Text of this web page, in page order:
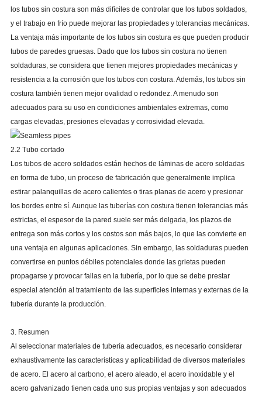
los tubos sin costura son más difíciles de controlar que los tubos soldados,
y el trabajo en frío puede mejorar las propiedades y tolerancias mecánicas.
La ventaja más importante de los tubos sin costura es que pueden producir
tubos de paredes gruesas. Dado que los tubos sin costura no tienen
soldaduras, se considera que tienen mejores propiedades mecánicas y
resistencia a la corrosión que los tubos con costura. Además, los tubos sin
costura también tienen mejor ovalidad o redondez. A menudo son
adecuados para su uso en condiciones ambientales extremas, como
cargas elevadas, presiones elevadas y corrosividad elevada.
2.2 Tubo cortado
Los tubos de acero soldados están hechos de láminas de acero soldadas
en forma de tubo, un proceso de fabricación que generalmente implica
estirar palanquillas de acero calientes o tiras planas de acero y presionar
los bordes entre sí. Aunque las tuberías con costura tienen tolerancias más
estrictas, el espesor de la pared suele ser más delgada, los plazos de
entrega son más cortos y los costos son más bajos, lo que las convierte en
una ventaja en algunas aplicaciones. Sin embargo, las soldaduras pueden
convertirse en puntos débiles potenciales donde las grietas pueden
propagarse y provocar fallas en la tubería, por lo que se debe prestar
especial atención al tratamiento de las superficies internas y externas de la
tubería durante la producción.
3. Resumen
Al seleccionar materiales de tubería adecuados, es necesario considerar
exhaustivamente las características y aplicabilidad de diversos materiales
de acero. El acero al carbono, el acero aleado, el acero inoxidable y el
acero galvanizado tienen cada uno sus propias ventajas y son adecuados